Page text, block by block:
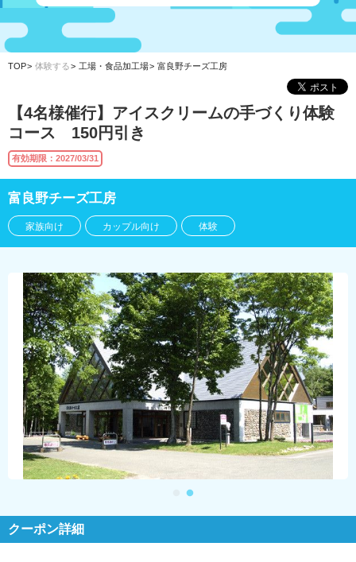
TOP 体験する 工場・食品加工場 富良野チーズ工房
【4名様催行】アイスクリームの手づくり体験
コース 150円引き
有効期限：2027/03/31
富良野チーズ工房
家族向け カップル向け 体験
クーポン詳細